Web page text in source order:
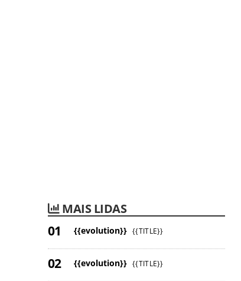
MAIS LIDAS
{{evolution}} {{TITLE}}
{{evolution}} {{TITLE}}